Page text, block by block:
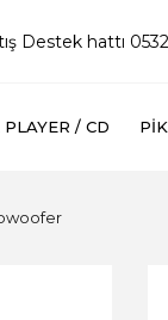
Destek hattı
/ CD